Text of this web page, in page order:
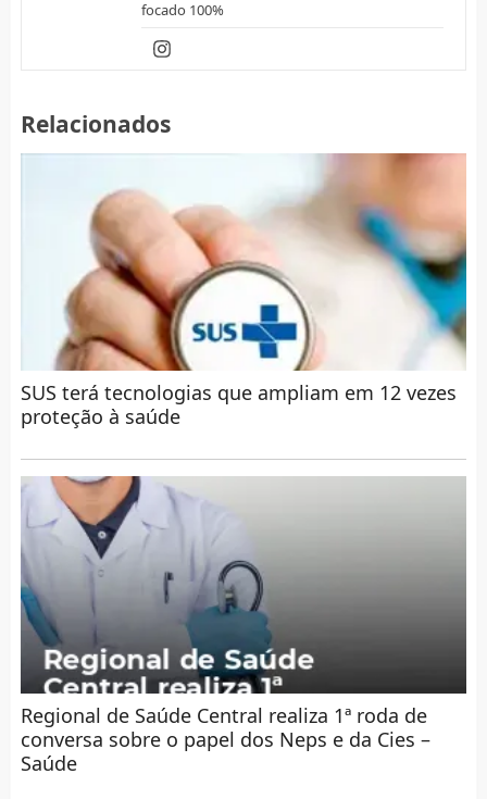
focado 100%
Relacionados
SUS terá tecnologias que ampliam em 12 vezes
proteção à saúde
Regional de Saúde Central realiza 1ª roda de
conversa sobre o papel dos Neps e da Cies –
Saúde